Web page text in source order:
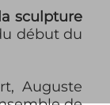
sculpture
début du
Auguste